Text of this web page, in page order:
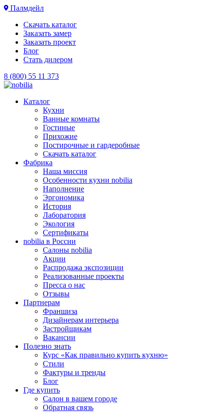
Палмдейл
Скачать каталог
Заказать замер
Заказать проект
Блог
Стать дилером
8 (800) 55 11 373
Каталог
Кухни
Ванные комнаты
Гостиные
Прихожие
Постирочные и гардеробные
Скачать каталог
Фабрика
Наша миссия
Особенности кухни nobilia
Наполнение
Эргономика
История
Лаборатория
Экология
Сертификаты
nobilia в России
Салоны nobilia
Акции
Распродажа экспозиции
Реализованные проекты
Пресса о нас
Отзывы
Партнерам
Франшиза
Дизайнерам интерьера
Застройщикам
Вакансии
Полезно знать
Курс «Как правильно купить кухню»
Cтили
Фактуры и тренды
Блог
Где купить
Салон в вашем городе
Обратная связь